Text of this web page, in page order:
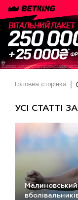
Головна сторінка
УСІ СТАТТІ